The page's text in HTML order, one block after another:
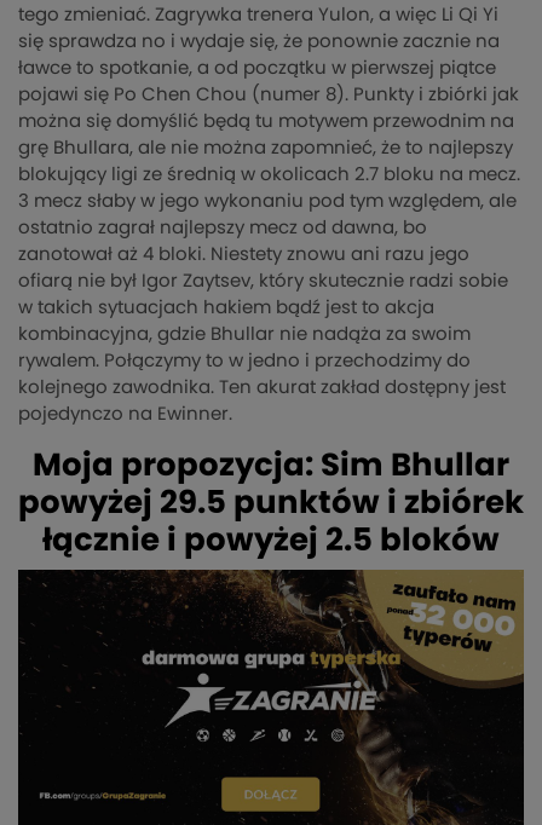
tego zmieniać. Zagrywka trenera Yulon, a więc Li Qi Yi
się sprawdza no i wydaje się, że ponownie zacznie na
ławce to spotkanie, a od początku w pierwszej piątce
pojawi się Po Chen Chou (numer 8). Punkty i zbiórki jak
można się domyślić będą tu motywem przewodnim na
grę Bhullara, ale nie można zapomnieć, że to najlepszy
blokujący ligi ze średnią w okolicach 2.7 bloku na mecz.
3 mecz słaby w jego wykonaniu pod tym względem, ale
ostatnio zagrał najlepszy mecz od dawna, bo
zanotował aż 4 bloki. Niestety znowu ani razu jego
ofiarą nie był Igor Zaytsev, który skutecznie radzi sobie
w takich sytuacjach hakiem bądź jest to akcja
kombinacyjna, gdzie Bhullar nie nadąża za swoim
rywalem. Połączymy to w jedno i przechodzimy do
kolejnego zawodnika. Ten akurat zakład dostępny jest
pojedynczo na Ewinner.
Moja propozycja: Sim Bhullar
powyżej 29.5 punktów i zbiórek
łącznie i powyżej 2.5 bloków